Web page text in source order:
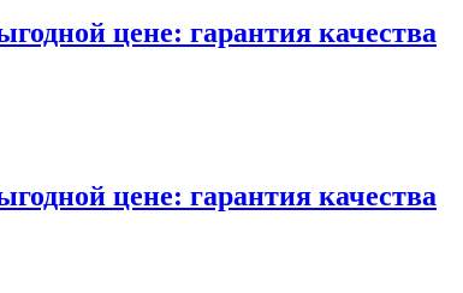
цене: гарантия качества
цене: гарантия качества